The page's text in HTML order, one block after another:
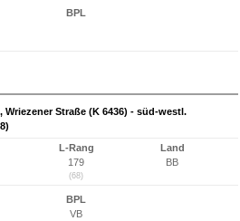
BPL
Wriezener Straße (K 6436) - süd-westl.
L-Rang
179
(68)
Land
BB
BPL
VB